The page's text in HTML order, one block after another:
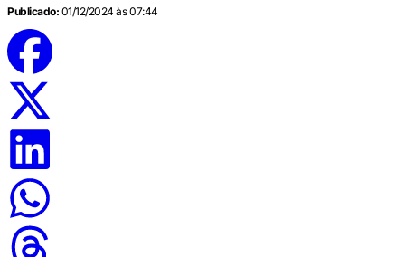
Publicado: 01/12/2024 às 07:44